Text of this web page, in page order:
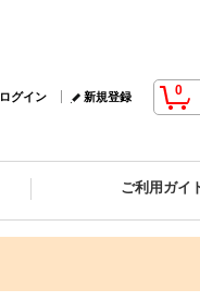
0
ログイン 新規登録
ご利用ガイ